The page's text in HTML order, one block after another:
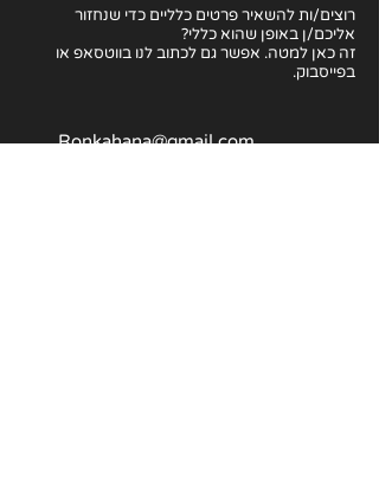
רוצים/ות להשאיר פרטים כלליים כדי שנחזור
אליכם/ן באופן שהוא כללי?
זה כאן למטה. אפשר גם לכתוב לנו בווטסאפ או
בפייסבוק.
Ronkahana@gmail.com